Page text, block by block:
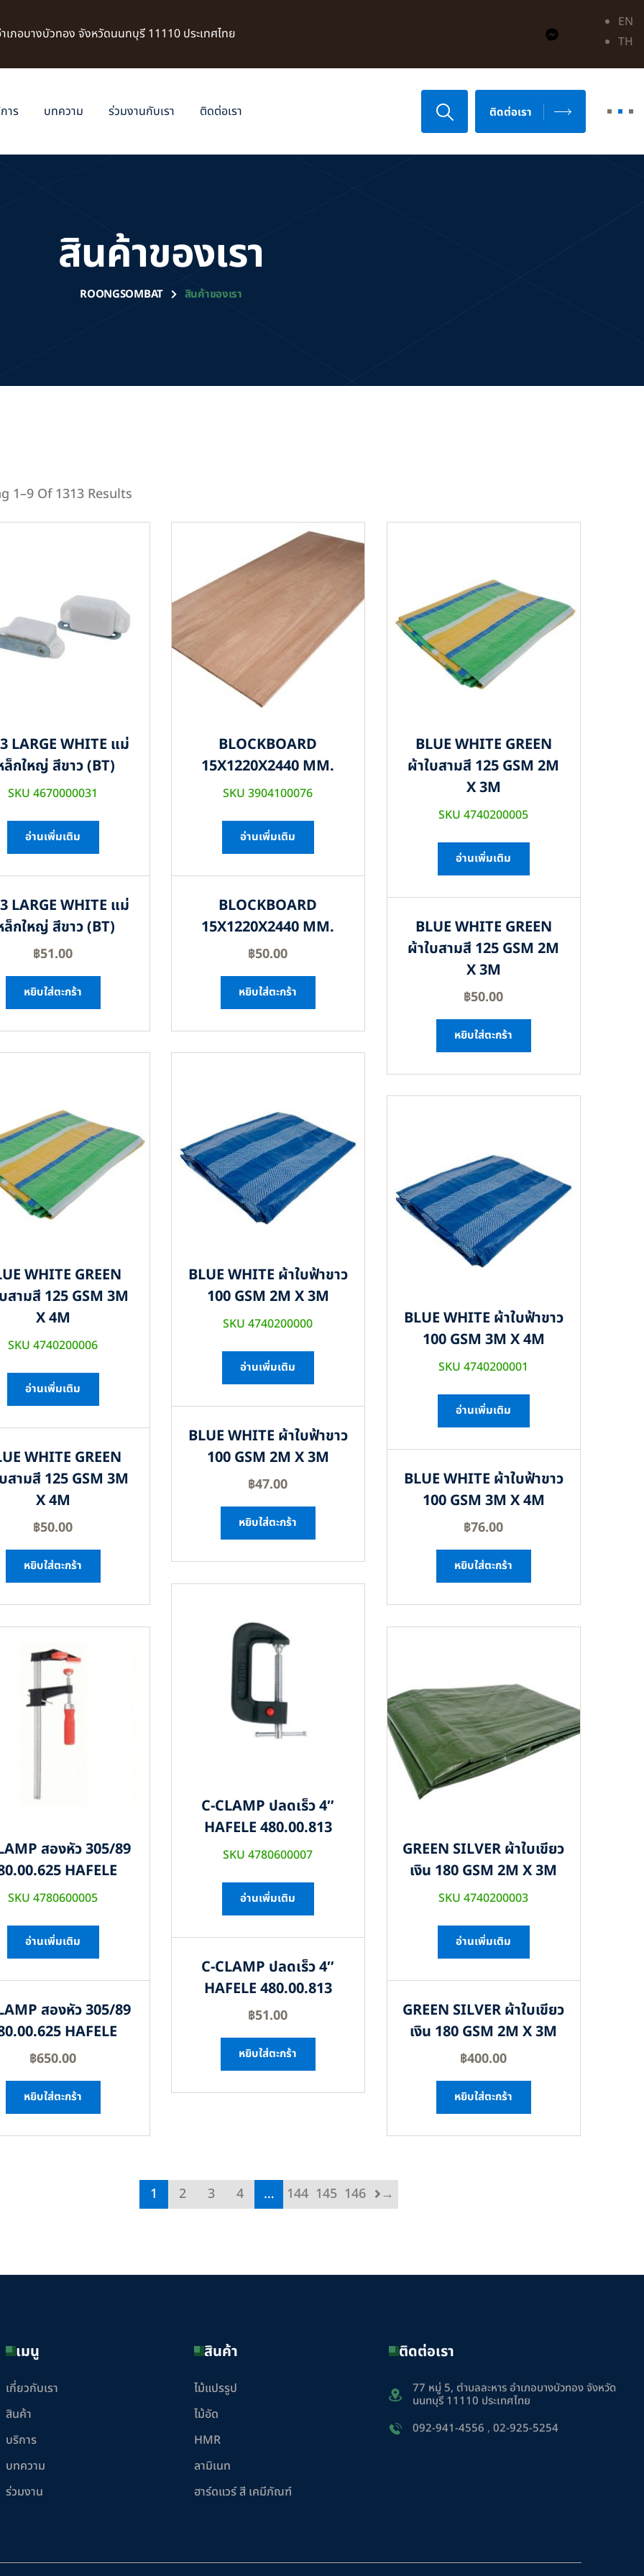
เภอบางบัวทอง จังหวัดนนทบุรี 11110 ประเทศไทย
EN
TH
าร บทความ ร่วมงานกับเรา ติดต่อเรา ติดต่อเรา
สินค้าของเรา
ROONGSOMBAT สินค้าของเรา
1–9 Of 1313 Results
LARGE WHITE แม่
ล็กใหญ่ สีขาว (BT)
SKU 4670000031
อ่านเพิ่มเติม
LARGE WHITE แม่
ล็กใหญ่ สีขาว (BT)
฿51.00
หยิบใส่ตะกร้า
BLOCKBOARD
15X1220X2440 MM.
SKU 3904100076
อ่านเพิ่มเติม
BLOCKBOARD
15X1220X2440 MM.
฿50.00
หยิบใส่ตะกร้า
BLUE WHITE GREEN
ผ้าใบสามสี 125 GSM 2M
X 3M
SKU 4740200005
อ่านเพิ่มเติม
BLUE WHITE GREEN
ผ้าใบสามสี 125 GSM 2M
X 3M
฿50.00
หยิบใส่ตะกร้า
WHITE GREEN
สามสี 125 GSM 3M
X 4M
SKU 4740200006
อ่านเพิ่มเติม
WHITE GREEN
สามสี 125 GSM 3M
X 4M
฿50.00
หยิบใส่ตะกร้า
BLUE WHITE ผ้าใบฟ้าขาว
100 GSM 2M X 3M
SKU 4740200000
อ่านเพิ่มเติม
BLUE WHITE ผ้าใบฟ้าขาว
100 GSM 2M X 3M
฿47.00
หยิบใส่ตะกร้า
BLUE WHITE ผ้าใบฟ้าขาว
100 GSM 3M X 4M
SKU 4740200001
อ่านเพิ่มเติม
BLUE WHITE ผ้าใบฟ้าขาว
100 GSM 3M X 4M
฿76.00
หยิบใส่ตะกร้า
C-CLAMP ปลดเร็ว 4″
HAFELE 480.00.813
SKU 4780600007
อ่านเพิ่มเติม
C-CLAMP ปลดเร็ว 4″
HAFELE 480.00.813
฿51.00
หยิบใส่ตะกร้า
สองหัว 305/89
HAFELE
SKU 4780600005
อ่านเพิ่มเติม
สองหัว 305/89
HAFELE
฿650.00
หยิบใส่ตะกร้า
GREEN SILVER ผ้าใบเขียว
เงิน 180 GSM 2M X 3M
SKU 4740200003
อ่านเพิ่มเติม
GREEN SILVER ผ้าใบเขียว
เงิน 180 GSM 2M X 3M
฿400.00
หยิบใส่ตะกร้า
1 2 3 4 … 144 145 146 →
เมนู
เกี่ยวกับเรา
สินค้า
บริการ
บทความ
ร่วมงาน
สินค้า
ไม้แปรรูป
ไม้อัด
HMR
ลามิเนท
ฮาร์ดแวร์ สี เคมีภัณฑ์
ติดต่อเรา
77 หมู่ 5, ตำบลละหาร อำเภอบางบัวทอง จังหวัด
นนทบุรี 11110 ประเทศไทย
092-941-4556 ,02-925-5254